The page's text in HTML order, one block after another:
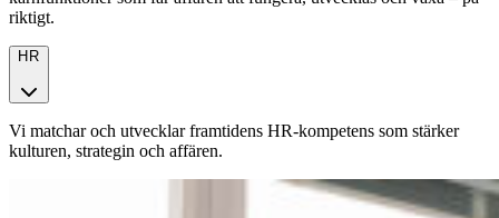
riktigt.
HR
Vi matchar och utvecklar framtidens HR-kompetens som stärker
kulturen, strategin och affären.